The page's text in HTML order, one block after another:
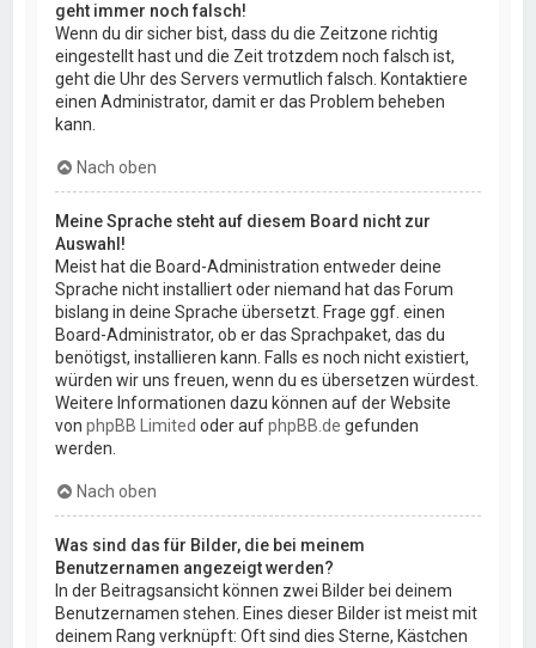
geht immer noch falsch!
Wenn du dir sicher bist, dass du die Zeitzone richtig
eingestellt hast und die Zeit trotzdem noch falsch ist,
geht die Uhr des Servers vermutlich falsch. Kontaktiere
einen Administrator, damit er das Problem beheben
kann.
Nach oben
Meine Sprache steht auf diesem Board nicht zur
Auswahl!
Meist hat die Board-Administration entweder deine
Sprache nicht installiert oder niemand hat das Forum
bislang in deine Sprache übersetzt. Frage ggf. einen
Board-Administrator, ob er das Sprachpaket, das du
benötigst, installieren kann. Falls es noch nicht existiert,
würden wir uns freuen, wenn du es übersetzen würdest.
Weitere Informationen dazu können auf der Website
vonphpBB Limited oder aufphpBB.de gefunden
werden.
Nach oben
Was sind das für Bilder, die bei meinem
Benutzernamen angezeigt werden?
In der Beitragsansicht können zwei Bilder bei deinem
Benutzernamen stehen. Eines dieser Bilder ist meist mit
deinem Rang verknüpft: Oft sind dies Sterne, Kästchen